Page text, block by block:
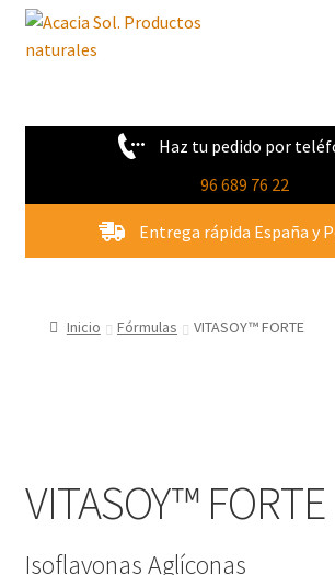
navegación
Novedades
Contacto
Haz tu pedido por
96 689 76 22
Entrega rápida España y
Inicio Fórmulas VITASOY™ FORTE
VITASOY™ FORTE
Isoflavonas Aglíconas